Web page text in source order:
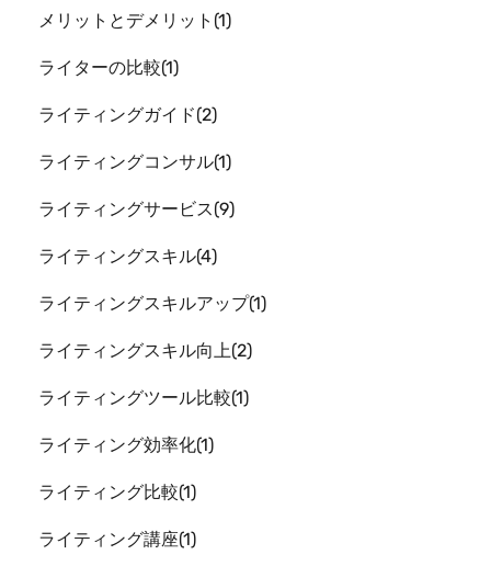
メリットとデメリット 1
ライターの比較 1
ライティングガイド 2
ライティングコンサル 1
ライティングサービス 9
ライティングスキル 4
ライティングスキルアップ 1
ライティングスキル向上 2
ライティングツール比較 1
ライティング効率化 1
ライティング比較 1
ライティング講座 1